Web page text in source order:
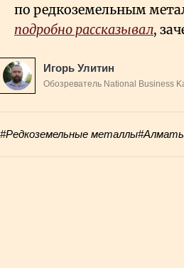
по редкоземельным
подробно рассказывал,
Игорь Улитин
Обозреватель National Business
#Редкоземельные металлы